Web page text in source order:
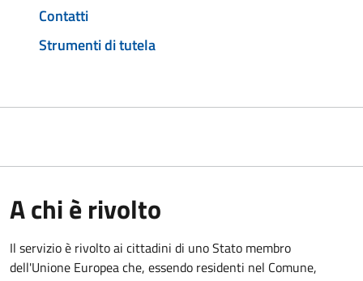
Contatti
Strumenti di tutela
A chi è rivolto
Il servizio è rivolto ai cittadini di uno Stato membro
dell'Unione Europea che, essendo residenti nel Comune,